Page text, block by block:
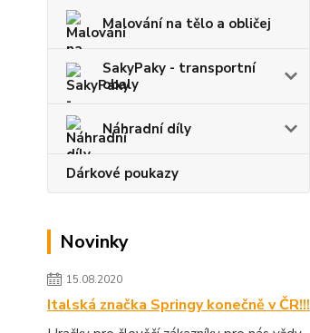
Malování na tělo a obličej
SakyPaky - transportní
obaly
Náhradní díly
Dárkové poukazy
Novinky
15.08.2020
Italská značka Springy konečně v ČR!!!